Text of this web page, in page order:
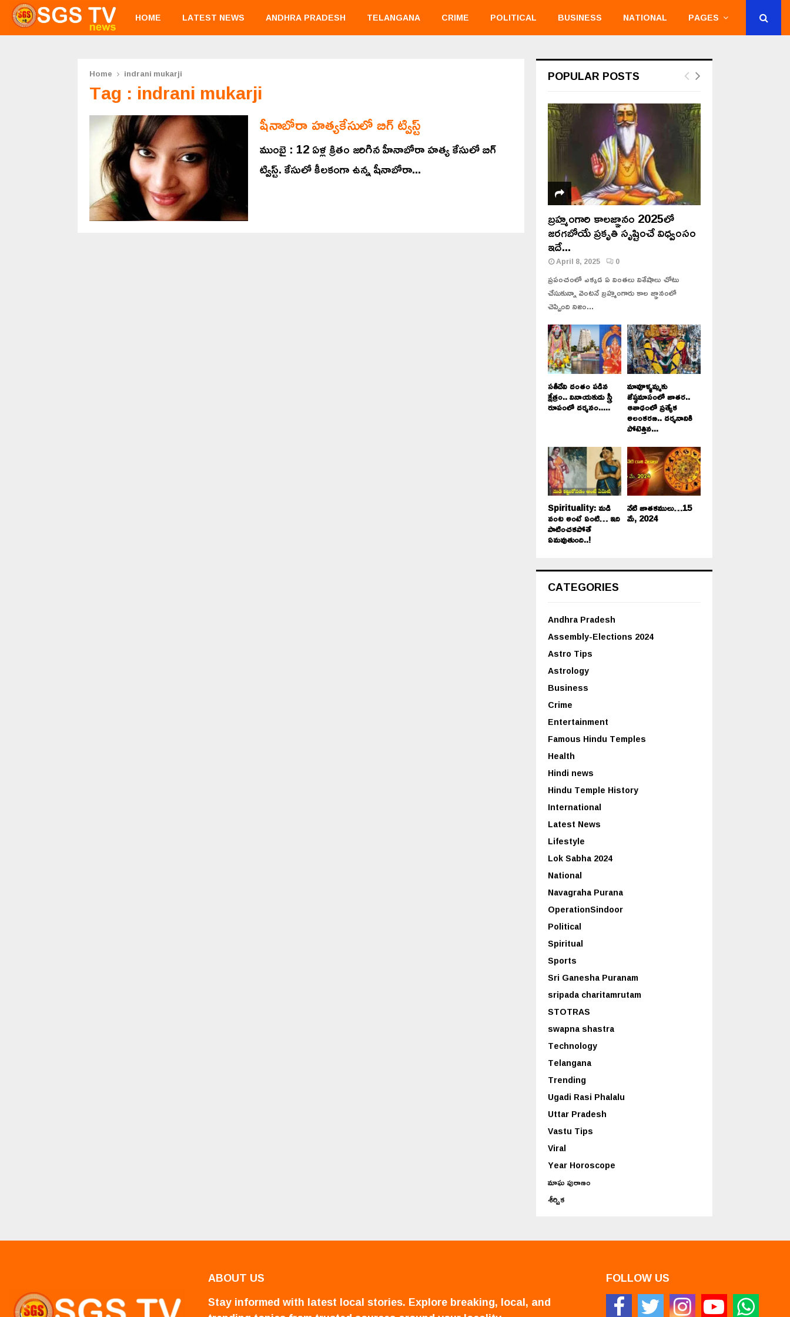
HOME LATEST NEWS ANDHRA PRADESH TELANGANA CRIME POLITICAL BUSINESS NATIONAL PAGES
Home indrani mukarji
Tag : indrani mukarji
షీనాబోరా హత్యకేసులో బిగ్ ట్విస్ట్
ముంబై : 12 ఏళ్ల క్రితం జరిగిన హీనాబోరా హత్య కేసులో బిగ్
ట్విస్ట్. కేసులో కీలకంగా ఉన్న షీనాబోరా...
POPULAR POSTS
బ్రహ్మంగారి కాలజ్ఞానం 2025లో
జరగబోయే ప్రకృతి సృష్టించే విధ్వంసం
ఇదే...
April 8, 2025 0
ప్రపంచంలో ఎక్కడ ఏ వింతలు విశేషాలు చోటు
చేసుకున్నా వెంటనే బ్రహ్మంగారు కాల జ్ఞానంలో
చెప్పింది నిజం...
సతీదేవి దంతం పడిన
క్షేత్రం.. వినాయకుడు స్త్రీ
రూపంలో దర్శనం.....
మావూళ్ళమ్మకు
జేష్ఠమాసంలో జాతర..
ఆశాఢంలో ప్రత్యేక
అలంకరణ.. దర్శనానికి
పోటెత్తిన...
Spirituality: మడి
వంట అంటే ఏంటి… ఇది
పాటించకపోతే
ఏమవుతుంది..!
నేటి జాతకములు…15
మే, 2024
CATEGORIES
Andhra Pradesh
Assembly-Elections 2024
Astro Tips
Astrology
Business
Crime
Entertainment
Famous Hindu Temples
Health
Hindi news
Hindu Temple History
International
Latest News
Lifestyle
Lok Sabha 2024
National
Navagraha Purana
OperationSindoor
Political
Spiritual
Sports
Sri Ganesha Puranam
sripada charitamrutam
STOTRAS
swapna shastra
Technology
Telangana
Trending
Ugadi Rasi Phalalu
Uttar Pradesh
Vastu Tips
Viral
Year Horoscope
మాఘ పురాణం
శీర్షిక
ABOUT US
Stay informed with latest local stories. Explore breaking, local, and
FOLLOW US